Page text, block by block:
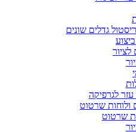
גדלים שונים
לציור
עזר לגרפיקה
ולוחות שרטוט
שרטוט